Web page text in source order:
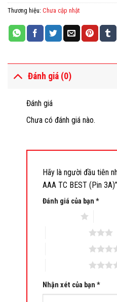
Thương hiệu: Chưa cập nhật
Đánh giá (0)
Đánh giá
Chưa có đánh giá nào.
Hãy là người đầu tiên
AAA TC BEST (Pin 3A)”
Đánh giá của bạn *
Nhận xét của bạn *